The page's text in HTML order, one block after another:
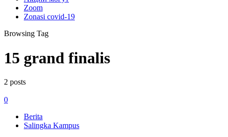
Zoom
Zonasi covid-19
Browsing Tag
15 grand finalis
2 posts
0
Berita
Salingka Kampus